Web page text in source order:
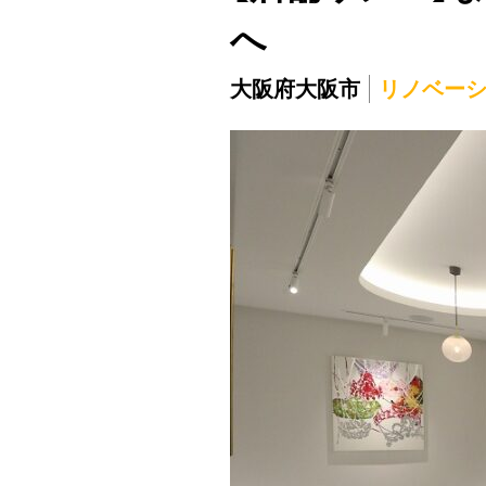
へ
大阪府大阪市 リノベー